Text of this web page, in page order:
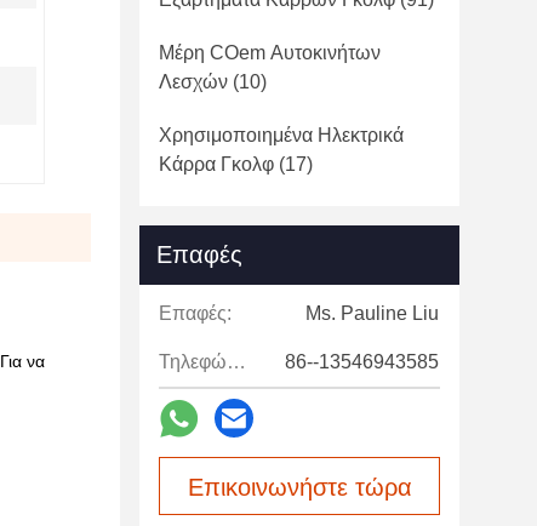
Για να
Μέρη COem Αυτοκινήτων
Λεσχών (10)
Χρησιμοποιημένα Ηλεκτρικά
Κάρρα Γκολφ (17)
Επαφές
Επαφές: Ms. Pauline Liu
Τηλεφώνημα: 86--13546943585
Επικοινωνήστε τώρα